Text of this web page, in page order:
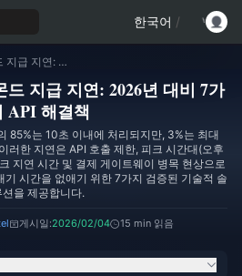
한국어 /
망고 라이브 다이아몬드 지급 지연: 2026년 대비 7가지 API 해결책
드 지급 지연: 2026년 대비 7가
API 해결책
85%는 10초 이내에 처리되지만, 3%는 최대
러한 지연은 API 호출 제한, 피크 시간대(오후
지연 시간 및 결제 게이트웨이 병목 현상으로
기 시간을 없애기 위한 7가지 검증된 기술적 솔
션을 제공합니다.
게시일:2026/02/04 15 min 읽음